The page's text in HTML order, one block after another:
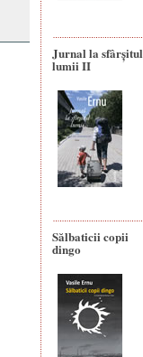
Jurnal la sfârșitul
lumii II
Sălbaticii copii
dingo